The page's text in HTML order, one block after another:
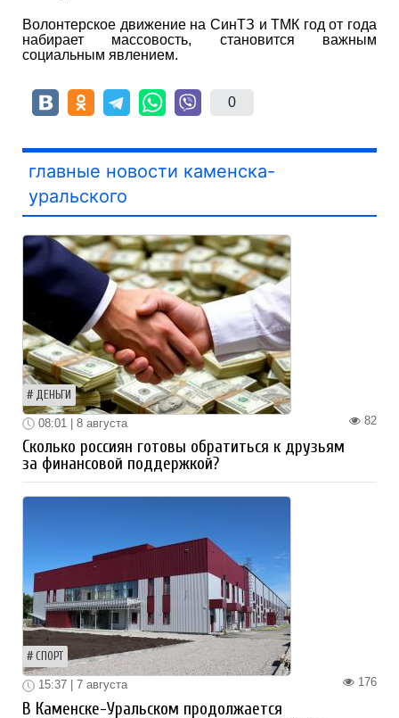
Волонтерское движение на СинТЗ и ТМК год от года
набирает массовость, становится важным
социальным явлением.
0
главные новости каменска-
уральского
ДЕНЬГИ
82
08:01 | 8 августа
Сколько россиян готовы обратиться к друзьям
за финансовой поддержкой?
СПОРТ
176
15:37 | 7 августа
В Каменске-Уральском продолжается